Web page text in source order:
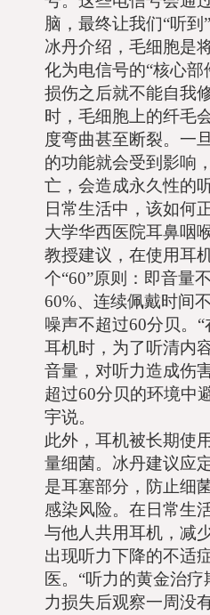
脑，最终让我们“听到”
冰丹介绍，毛细胞是
化为电信号的“核心部
损伤之后就不能自我
时，毛细胞上的纤毛
度弯曲甚至断裂。一
的功能就会受到影响
亡，会造成永久性的
日常生活中，该如何
大学华西医院耳鼻咽
教授建议，在使用耳
个“60”原则：即音量
60%、连续佩戴时间
噪声不超过60分贝。
耳机时，为了听清内
音量，对听力造成伤
超过60分贝的环境中
宇说。
此外，耳机被长期使
量细菌。冰丹建议应
是耳塞部分，防止细
感染风险。在日常生
与他人共用耳机，减
出现听力下降的不适
医。“听力的黄金治
力损失后观察一周没